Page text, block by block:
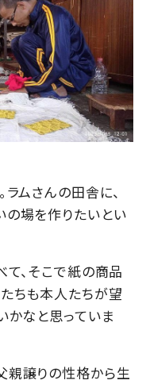
ムさんの田舎に、
場を作りたいとい
て、そこで紙の商品
ちも本人たちが望
かなと思っていま
親譲りの性格から生